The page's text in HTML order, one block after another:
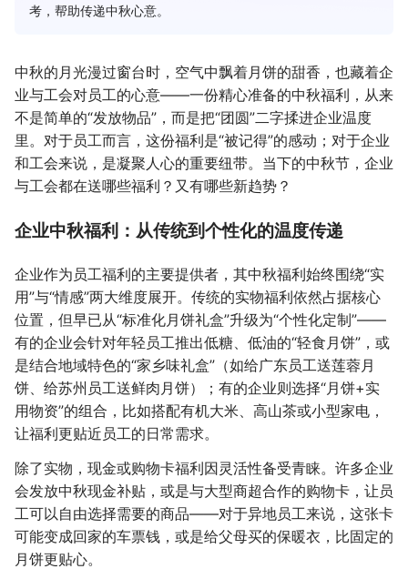
考，帮助传递中秋心意。
中秋的月光漫过窗台时，空气中飘着月饼的甜香，也藏着企
业与工会对员工的心意——一份精心准备的中秋福利，从来
不是简单的“发放物品”，而是把“团圆”二字揉进企业温度
里。对于员工而言，这份福利是“被记得”的感动；对于企业
和工会来说，是凝聚人心的重要纽带。当下的中秋节，企业
与工会都在送哪些福利？又有哪些新趋势？
企业中秋福利：从传统到个性化的温度传递
企业作为员工福利的主要提供者，其中秋福利始终围绕“实
用”与“情感”两大维度展开。传统的实物福利依然占据核心
位置，但早已从“标准化月饼礼盒”升级为“个性化定制”——
有的企业会针对年轻员工推出低糖、低油的“轻食月饼”，或
是结合地域特色的“家乡味礼盒”（如给广东员工送莲蓉月
饼、给苏州员工送鲜肉月饼）；有的企业则选择“月饼+实
用物资”的组合，比如搭配有机大米、高山茶或小型家电，
让福利更贴近员工的日常需求。
除了实物，现金或购物卡福利因灵活性备受青睐。许多企业
会发放中秋现金补贴，或是与大型商超合作的购物卡，让员
工可以自由选择需要的商品——对于异地员工来说，这张卡
可能变成回家的车票钱，或是给父母买的保暖衣，比固定的
月饼更贴心。